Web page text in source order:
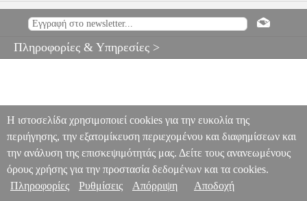
PLATED MSC.002869 MSC.002869
THOMASTIK
GOLD PLATED
Πληροφορίες & Υπηρεσίες >
Η ιστοσελίδα χρησιμοποιεί cookies για την ευκολία της
περιήγησης, την εξατομίκευση περιεχομένου και διαφημίσεων και
την ανάλυση της επισκεψιμότητάς μας. Δείτε τους ανανεωμένους
όρους χρήσης για την προστασία δεδομένων και τα cookies.
Πληροφορίες
Ρυθμίσεις Απόρριψη Αποδοχή